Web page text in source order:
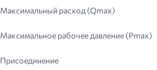
Максимальный расход (Qmax)
Максимальное рабочее давление (Pmax)
Присоединение